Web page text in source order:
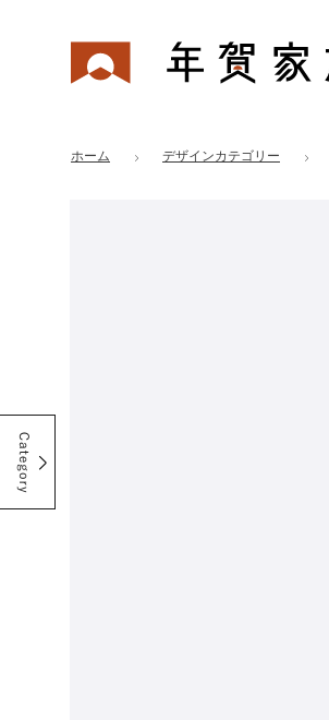
年賀家族 2027
ホーム デザインカテゴリー